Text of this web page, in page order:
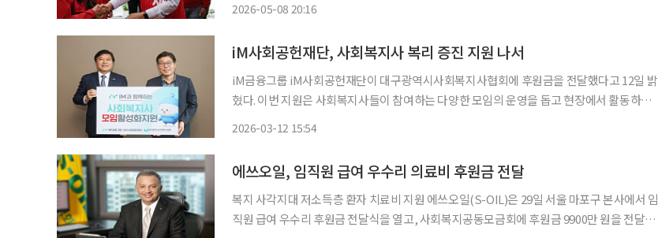
2026-05-08 20:16
iM사회공헌재단, 사회복지사 복리 증진 지원 나서
iM금융그룹 iM사회공헌재단이 대구광역시사회복지사협회에 후원금을 전달했다고 12일 밝
혔다. 이번 지원은 사회복지사들이 참여하는 다양한 모임의 운영을 돕고 현장에서 활동하는
2026-03-12 15:54
에쓰오일, 임직원 급여 우수리 의료비 후원금 전달
복지 사각지대 저소득층 환자 치료비 지원 에쓰오일(S-OIL)은 29일 서울 마포구 본사에서 임
직원 급여 우수리 후원금 전달식을 열고, 사회복지공동모금회에 후원금 9900만 원을 전달했